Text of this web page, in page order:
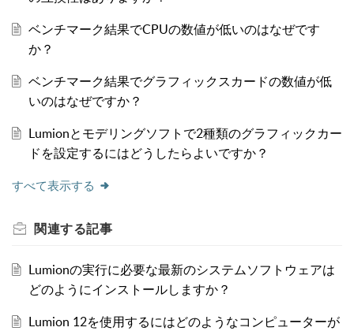
ベンチマーク結果でCPUの数値が低いのはなぜです
か？
ベンチマーク結果でグラフィックスカードの数値が低
いのはなぜですか？
Lumionとモデリングソフトで2種類のグラフィックカー
ドを設定するにはどうしたらよいですか？
すべて表示する
関連する記事
Lumionの実行に必要な最新のシステムソフトウェアは
どのようにインストールしますか？
Lumion 12を使用するにはどのようなコンピューターが